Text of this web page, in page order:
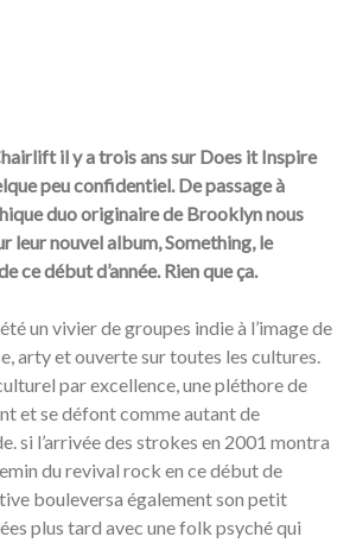
il y a trois ans sur Does it Inspire
peu confidentiel. De passage à
duo originaire de Brooklyn nous
leur nouvel album, Something, le
ce début d’année. Rien que ça.
un vivier de groupes indie à l’image de
arty et ouverte sur toutes les cultures.
par excellence, une pléthore de
et se défont comme autant de
si l’arrivée des strokes en 2001 montra
du revival rock en ce début de
bouleversa également son petit
plus tard avec une folk psyché qui